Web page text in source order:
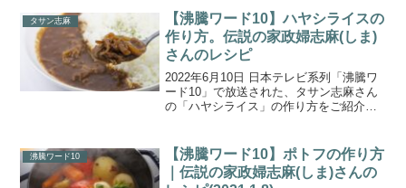
を教わるシリーズ「タサン志麻の小さな
台所」。今回は、...
タサン志麻
【沸騰ワード10】ハヤシライスの
作り方。伝説の家政婦志麻(しま)
さんのレシピ
2022年6月10日 日本テレビ系列「沸騰ワ
ード10」で放送された、タサン志麻さん
の「ハヤシライス」の作り方をご紹介し
マトとクズ野菜で出来る簡単ハヤシライ
ス＆ワサビが...
沸騰ワード10
【沸騰ワード10】ポトフの作り方
｜伝説の家政婦志麻(しま)さんの